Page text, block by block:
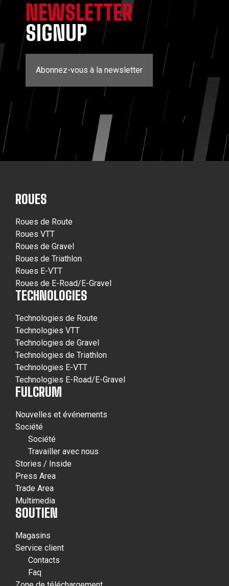
NEWSLETTER
SIGNUP
Abonnez-vous à la newsletter
ROUES
Roues de Route
Roues VTT
Roues de Gravel
Roues de Triathlon
Roues E-VTT
Roues de E-Road/E-Gravel
TECHNOLOGIES
Technologies de Route
Technologies VTT
Technologies de Gravel
Technologies de Triathlon
Technologies E-VTT
Technologies E-Road/E-Gravel
FULCRUM
Nouvelles et événements
Société
Société
Travailler avec nous
Stories / Inside
Press Area
Trade Area
Multimedia
SOUTIEN
Magasins
Service client
Contacts
Faq